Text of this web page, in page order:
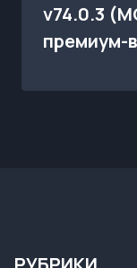
v74.0.3
премиум-